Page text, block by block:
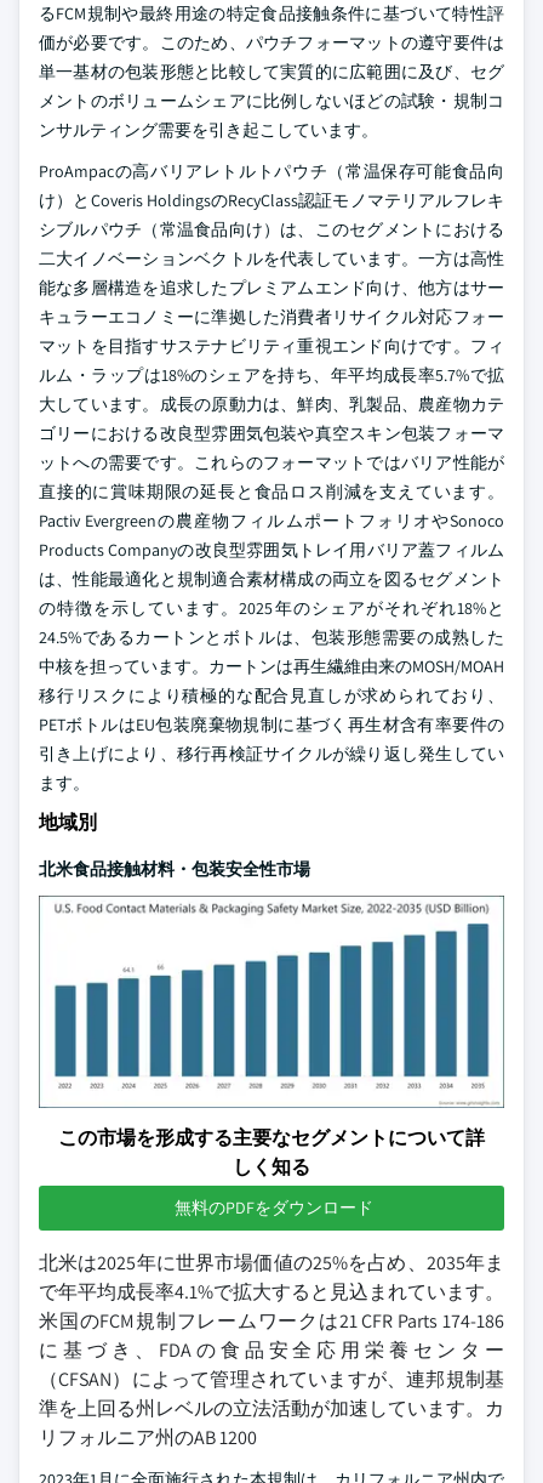
るFCM規制や最終用途の特定食品接触条件に基づいて特性評
価が必要です。このため、パウチフォーマットの遵守要件は
単一基材の包装形態と比較して実質的に広範囲に及び、セグ
メントのボリュームシェアに比例しないほどの試験・規制コ
ンサルティング需要を引き起こしています。
ProAmpacの高バリアレトルトパウチ（常温保存可能食品向
け）とCoveris HoldingsのRecyClass認証モノマテリアルフレキ
シブルパウチ（常温食品向け）は、このセグメントにおける
二大イノベーションベクトルを代表しています。一方は高性
能な多層構造を追求したプレミアムエンド向け、他方はサー
キュラーエコノミーに準拠した消費者リサイクル対応フォー
マットを目指すサステナビリティ重視エンド向けです。フィ
ルム・ラップは18%のシェアを持ち、年平均成長率5.7%で拡
大しています。成長の原動力は、鮮肉、乳製品、農産物カテ
ゴリーにおける改良型雰囲気包装や真空スキン包装フォーマ
ットへの需要です。これらのフォーマットではバリア性能が
直接的に賞味期限の延長と食品ロス削減を支えています。
Pactiv Evergreenの農産物フィルムポートフォリオやSonoco
Products Companyの改良型雰囲気トレイ用バリア蓋フィルム
は、性能最適化と規制適合素材構成の両立を図るセグメント
の特徴を示しています。2025年のシェアがそれぞれ18%と
24.5%であるカートンとボトルは、包装形態需要の成熟した
中核を担っています。カートンは再生繊維由来のMOSH/MOAH
移行リスクにより積極的な配合見直しが求められており、
PETボトルはEU包装廃棄物規制に基づく再生材含有率要件の
引き上げにより、移行再検証サイクルが繰り返し発生してい
ます。
地域別
北米食品接触材料・包装安全性市場
この市場を形成する主要なセグメントについて詳
しく知る
無料のPDFをダウンロード
北米は2025年に世界市場価値の25%を占め、2035年ま
で年平均成長率4.1%で拡大すると見込まれています。
米国のFCM規制フレームワークは21 CFR Parts 174-186
に基づき、FDAの食品安全応用栄養センター
（CFSAN）によって管理されていますが、連邦規制基
準を上回る州レベルの立法活動が加速しています。カ
リフォルニア州のAB 1200